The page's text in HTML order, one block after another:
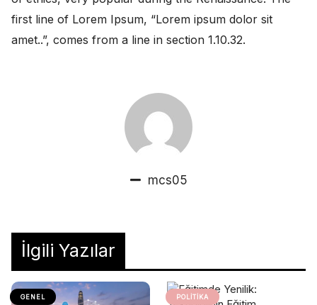
first line of Lorem Ipsum, “Lorem ipsum dolor sit
amet..”, comes from a line in section 1.10.32.
mcs05
İlgili Yazılar
GENEL POLITIKA